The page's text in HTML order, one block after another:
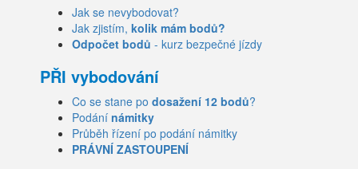
Jak se nevybodovat?
Jak zjistím, kolik mám bodů?
Odpočet bodů - kurz bezpečné jízdy
PŘI vybodování
Co se stane po dosažení 12 bodů?
Podání námitky
Průběh řízení po podání námitky
PRÁVNÍ ZASTOUPENÍ